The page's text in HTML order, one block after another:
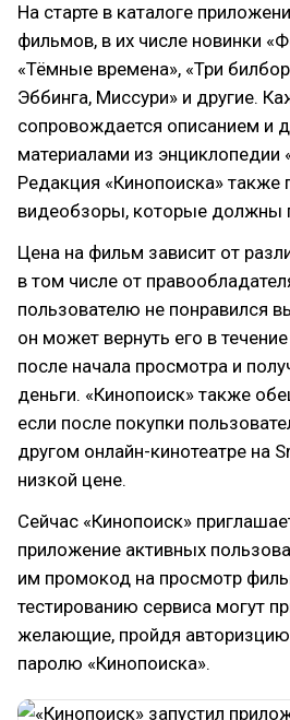
На старте в каталоге
фильмов, в их числе новинки
«Тёмные времена», «Три
Эббинга, Миссури» и другие.
сопровождается описанием и
материалами из энциклопедии
Редакция «Кинопоиска» также
видеобзоры, которые должны
Цена на фильм зависит от
в том числе от
пользователю не понравился
он может вернуть его в
после начала просмотра и
деньги. «Кинопоиск» также
если после покупки
другом онлайн-кинотеатре на
низкой цене.
Сейчас «Кинопоиск»
приложение активных
им промокод на просмотр
тестированию сервиса могут
желающие, пройдя авторизцию
паролю «Кинопоиска».